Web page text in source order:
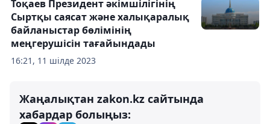
16:21, 11 шілде 2023
Тоқаев Президент әкімшілігінің
Сыртқы саясат және халықаралық
байланыстар бөлімінің
меңгерушісін тағайындады
Жаңалықтан zakon.kz сайтында
хабардар болыңыз: